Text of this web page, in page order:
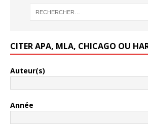
CITER APA, MLA, CHICAGO OU
Auteur(s)
Année